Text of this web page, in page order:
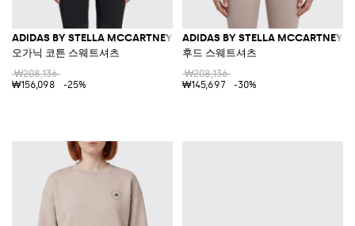
ADIDAS BY STELLA MCCARTNEY
오가닉 코튼 스웨트셔츠
₩208,136
₩156,098
-25%
ADIDAS BY STELLA MCCARTNEY
후드 스웨트셔츠
₩208,136
₩145,697
-30%